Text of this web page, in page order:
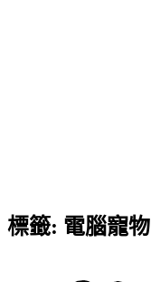
標籤: 電腦寵物